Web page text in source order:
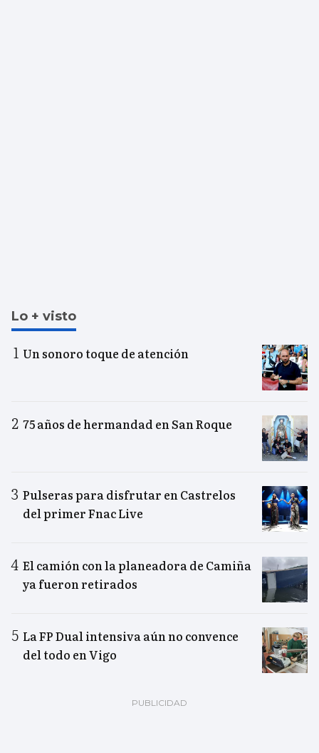
Lo + visto
Un sonoro toque de atención
75 años de hermandad en San Roque
Pulseras para disfrutar en Castrelos
del primer Fnac Live
El camión con la planeadora de Camiña
ya fueron retirados
La FP Dual intensiva aún no convence
del todo en Vigo